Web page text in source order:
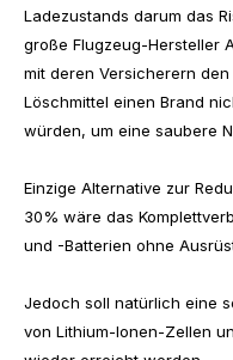
Ladezustands darum das
große Flugzeug-Hersteller
mit deren Versicherern
Löschmittel einen Brand
würden, um eine saubere
Einzige Alternative zur
30% wäre das
und -Batterien ohne
Jedoch soll natürlich eine
von Lithium-Ionen-Zellen